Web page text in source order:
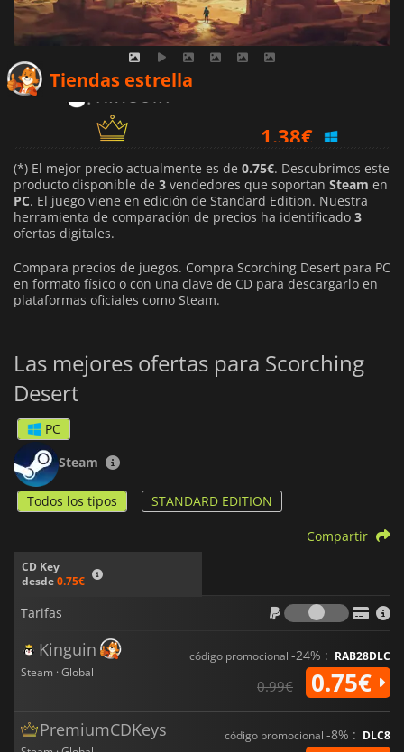
Tiendas estrella
1.38€
19.99€
(*) El mejor precio actualmente es de 0.75€. Descubrimos este
producto disponible de 3 vendedores que soportan Steam en
PC. El juego viene en edición de Standard Edition. Nuestra
herramienta de comparación de precios ha identificado 3
ofertas digitales.
Compara precios de juegos. Compra Scorching Desert para PC
en formato físico o con una clave de CD para descargarlo en
plataformas oficiales como Steam.
Las mejores ofertas para Scorching
Desert
PC
Steam
Todos los tipos STANDARD EDITION
CD Key
desde0.75€
Compartir
Tarifas
Tarifas
Kinguin
Steam · Global
código promocional -24% : RAB28DLC
0.99€ 0.75€
PremiumCDKeys código promocional -8% : DLC8